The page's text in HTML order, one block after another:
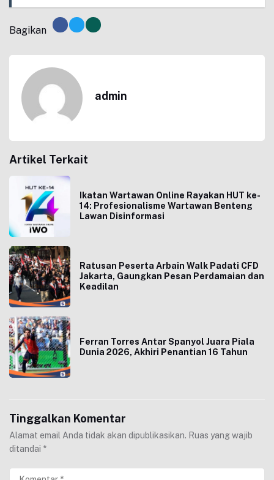
Bagikan
admin
Artikel Terkait
Ikatan Wartawan Online Rayakan HUT ke-
14: Profesionalisme Wartawan Benteng
Lawan Disinformasi
Ratusan Peserta Arbain Walk Padati CFD
Jakarta, Gaungkan Pesan Perdamaian dan
Keadilan
Ferran Torres Antar Spanyol Juara Piala
Dunia 2026, Akhiri Penantian 16 Tahun
Tinggalkan Komentar
Alamat email Anda tidak akan dipublikasikan. Ruas yang wajib
ditandai *